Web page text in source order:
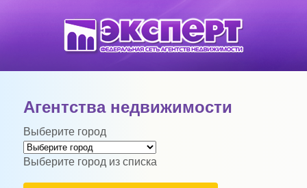
Агентства недвижимости
Выберите город
Выберите город из списка